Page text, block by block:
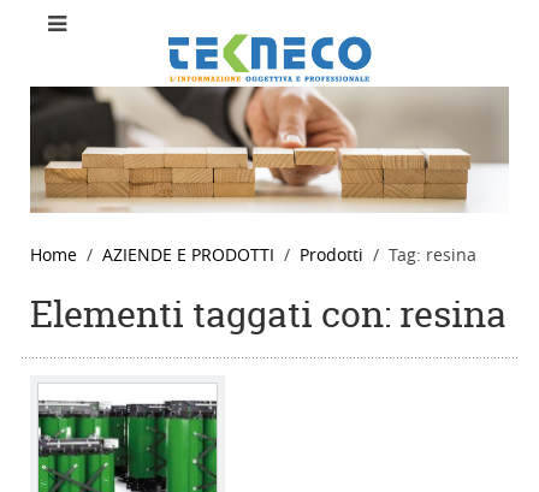
Home AZIENDE E PRODOTTI Prodotti Tag: resina
Elementi taggati con: resina